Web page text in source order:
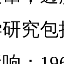
究包